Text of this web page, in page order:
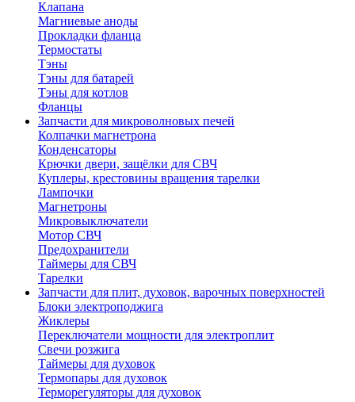
Клапана
Магниевые аноды
Прокладки фланца
Термостаты
Тэны
Тэны для батарей
Тэны для котлов
Фланцы
Запчасти для микроволновых печей
Колпачки магнетрона
Конденсаторы
Крючки двери, защёлки для СВЧ
Куплеры, крестовины вращения тарелки
Лампочки
Магнетроны
Микровыключатели
Мотор СВЧ
Предохранители
Таймеры для СВЧ
Тарелки
Запчасти для плит, духовок, варочных поверхностей
Блоки электроподжига
Жиклеры
Переключатели мощности для электроплит
Свечи розжига
Таймеры для духовок
Термопары для духовок
Терморегуляторы для духовок